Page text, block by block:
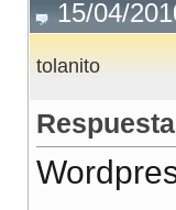
15/04/
tolanito